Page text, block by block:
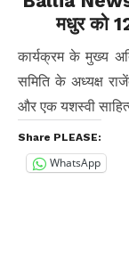
मधुर को
कार्यक्रम के मुख्य
समिति के अध्यक्ष
और एक यशस्वी
Share PLEASE:
WhatsApp